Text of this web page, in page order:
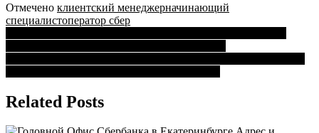
Отмечено клиентский менеджерначинающий
специалистоператор сбер
Навигация
по
записям
Related Posts